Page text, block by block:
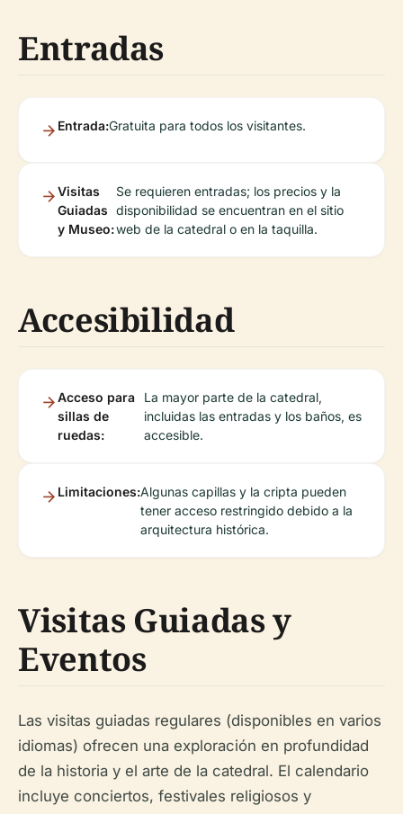
Entradas
Entrada:Gratuita para todos los visitantes.
Visitas
Guiadas
y Museo:
Se requieren entradas; los precios y la
disponibilidad se encuentran en el sitio
web de la catedral o en la taquilla.
Accesibilidad
Acceso para
sillas de
ruedas:
La mayor parte de la catedral,
incluidas las entradas y los baños, es
accesible.
Limitaciones:Algunas capillas y la cripta pueden
tener acceso restringido debido a la
arquitectura histórica.
Visitas Guiadas y
Eventos
Las visitas guiadas regulares (disponibles en varios
idiomas) ofrecen una exploración en profundidad
de la historia y el arte de la catedral. El calendario
incluye conciertos, festivales religiosos y